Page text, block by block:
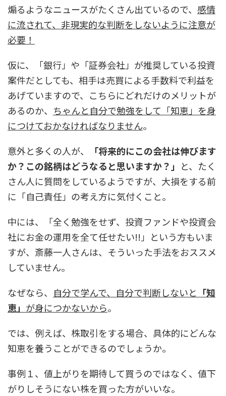
煽るようなニュースがたくさん出ているので、 感情
に流されて、非現実的な判断をしないように注意が
必要！
仮に、「銀行」や「証券会社」が推奨している投資
案件だとしても、相手は売買による手数料で利益を
あげていますので、こちらにどれだけのメリットが
あるのか、 ちゃんと自分で勉強をして「知恵」を身
につけておかなければなりません。
意外と多くの人が、
「将来的にこの会社は伸びます
か？この銘柄はどうなると思いますか？」 と、たく
さん人に質問をしているようですが、大損をする前
に「自己責任」の考え方に気付くこと。
中には、「全く勉強をせず、投資ファンドや投資会
社にお金の運用を全て任せたい!!」という方もいま
すが、斎藤一人さんは、そういった手法をおススメ
していません。
なぜなら、
自分で学んで、自分で判断しないと 「知
恵」 が身につかないから。
では、例えば、株取引をする場合、具体的にどんな
知恵を養うことができるのでしょうか。
事例１、値上がりを期待して買うのではなく、値下
がりしそうにない株を買った方がいいな。